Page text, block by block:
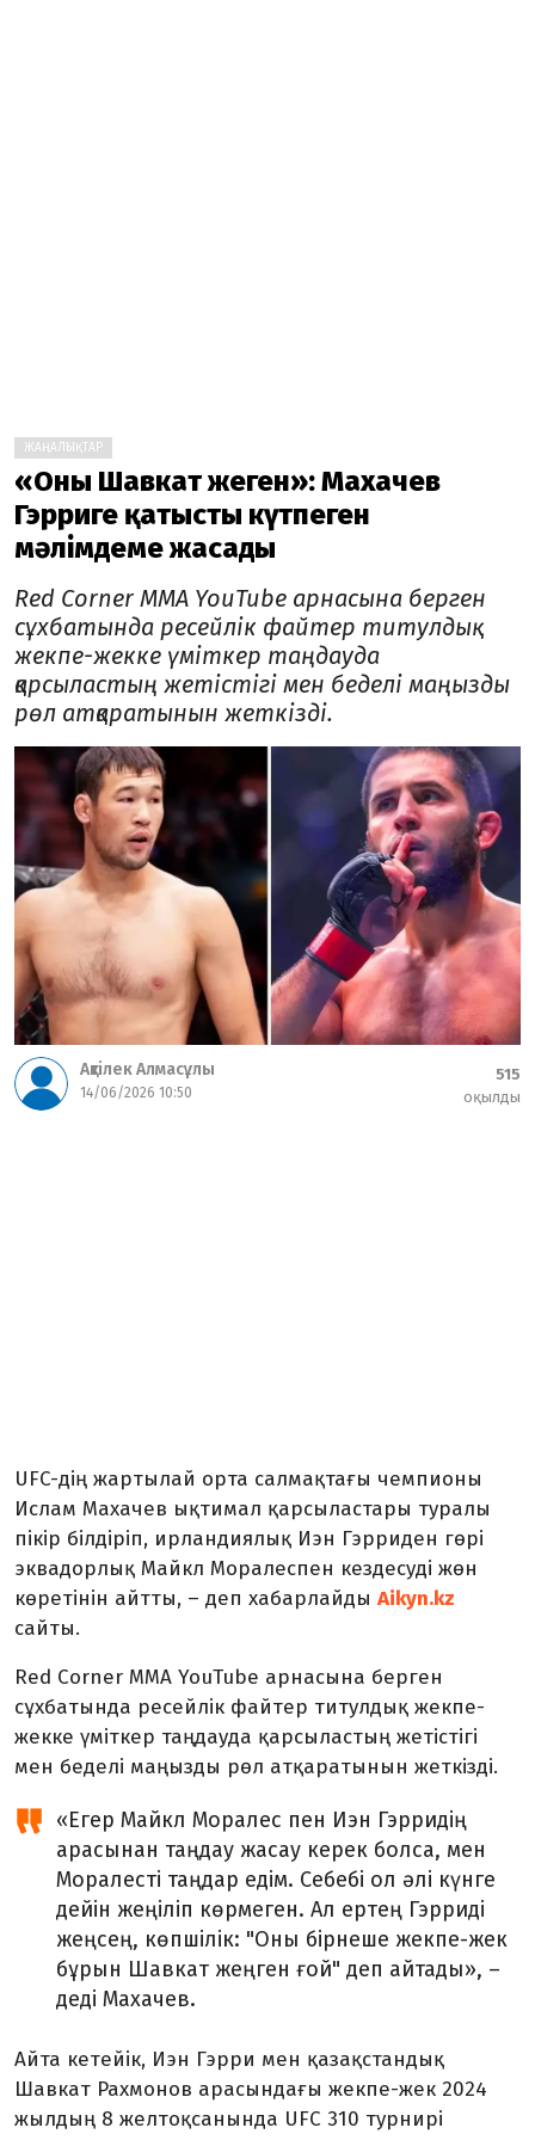
ЖАҢАЛЫҚТАР
«Оны Шавкат жеңген»: Махачев
Гэрриге қатысты күтпеген
мәлімдеме жасады
Red Corner MMA YouTube арнасына берген
сұхбатында ресейлік файтер титулдық
жекпе-жекке үміткер таңдауда
қарсыластың жетістігі мен беделі маңызды
рөл атқаратынын жеткізді.
Ақтілек Алмасұлы
14/06/2026 10:50
515
оқылды
UFC-дің жартылай орта салмақтағы чемпионы
Ислам Махачев ықтимал қарсыластары туралы
пікір білдіріп, ирландиялық Иэн Гэрриден гөрі
эквадорлық Майкл Моралеспен кездесуді жөн
көретінін айтты, – деп хабарлайды Aikyn.kz
сайты.
Red Corner MMA YouTube арнасына берген
сұхбатында ресейлік файтер титулдық жекпе-
жекке үміткер таңдауда қарсыластың жетістігі
мен беделі маңызды рөл атқаратынын жеткізді.
«Егер Майкл Моралес пен Иэн Гэрридің
арасынан таңдау жасау керек болса, мен
Моралесті таңдар едім. Себебі ол әлі күнге
дейін жеңіліп көрмеген. Ал ертең Гэрриді
жеңсең, көпшілік: "Оны бірнеше жекпе-жек
бұрын Шавкат жеңген ғой" деп айтады», –
деді Махачев.
Айта кетейік, Иэн Гэрри мен қазақстандық
Шавкат Рахмонов арасындағы жекпе-жек 2024
жылдың 8 желтоқсанында UFC 310 турнирі